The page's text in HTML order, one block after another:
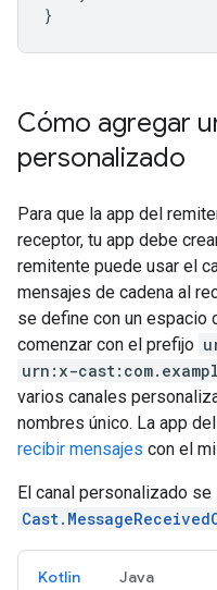
}
Cómo agregar
personalizado
Para que la app del
receptor, tu app debe
remitente puede usar el
mensajes de cadena al
se define con un espacio
comenzar con el prefijo
urn:x-
varios canales
nombres único. La app
recibir mensajes con el
El canal personalizado
Kotlin Java